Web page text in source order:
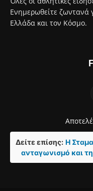
Ενημερωθείτε ζωντανά
Ελλάδα και τον Κόσμο.
Δείτε επίσης: Η
ανταγωνισμό και